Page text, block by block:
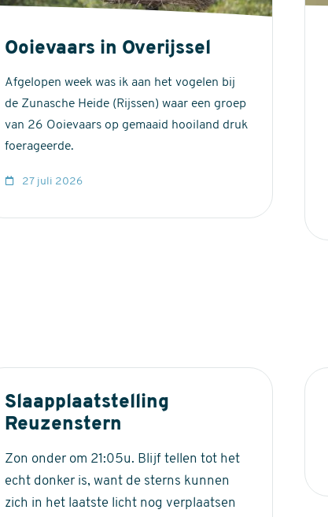
Ooievaars in Overijssel
Afgelopen week was ik aan het vogelen bij
de Zunasche Heide (Rijssen) waar een groep
van 26 Ooievaars op gemaaid hooiland druk
foerageerde.
27 juli 2026
Slaapplaatstelling
Reuzenstern
Zon onder om 21:05u. Blijf tellen tot het
echt donker is, want de sterns kunnen
zich in het laatste licht nog verplaatsen